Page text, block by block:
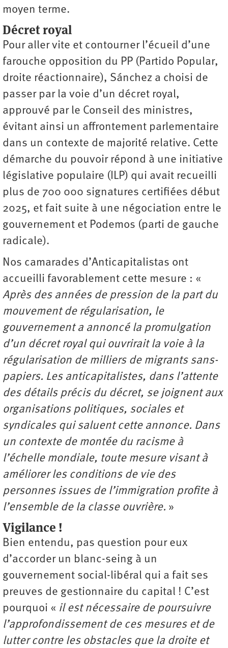
moyen terme.
Décret royal
Pour aller vite et contourner l’écueil d’une
farouche opposition du PP (Partido Popular,
droite réactionnaire), Sánchez a choisi de
passer par la voie d’un décret royal,
approuvé par le Conseil des ministres,
évitant ainsi un affrontement parlementaire
dans un contexte de majorité relative. Cette
démarche du pouvoir répond à une initiative
législative populaire (ILP) qui avait recueilli
plus de 700 000 signatures certifiées début
2025, et fait suite à une négociation entre le
gouvernement et Podemos (parti de gauche
radicale).
Nos camarades d’Anticapitalistas ont
accueilli favorablement cette mesure : «
Après des années de pression de la part du
mouvement de régularisation, le
gouvernement a annoncé la promulgation
d’un décret royal qui ouvrirait la voie à la
régularisation de milliers de migrants sans-
papiers. Les anticapitalistes, dans l’attente
des détails précis du décret, se joignent aux
organisations politiques, sociales et
syndicales qui saluent cette annonce. Dans
un contexte de montée du racisme à
l’échelle mondiale, toute mesure visant à
améliorer les conditions de vie des
personnes issues de l’immigration profite à
l’ensemble de la classe ouvrière. »
Vigilance !
Bien entendu, pas question pour eux
d’accorder un blanc-seing à un
gouvernement social-libéral qui a fait ses
preuves de gestionnaire du capital ! C’est
pourquoi « il est nécessaire de poursuivre
l’approfondissement de ces mesures et de
lutter contre les obstacles que la droite et